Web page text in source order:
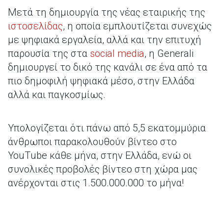
Μετά τη δημιουργία της νέας εταιρικής της
ιστοσελίδας, η οποία εμπλουτίζεται συνεχώς
με ψηφιακά εργαλεία, αλλά και την επιτυχή
παρουσία της στα social media, η Generali
δημιουργεί το δικό της κανάλι σε ένα από τα
πιο δημοφιλή ψηφιακά μέσο, στην Ελλάδα
αλλά και παγκοσμίως.
Υπολογίζεται ότι πάνω από 5,5 εκατομμύρια
άνθρωποι παρακολουθούν βίντεο στο
YouΤube κάθε μήνα, στην Ελλάδα, ενώ οι
συνολικές προβολές βίντεο στη χώρα μας
ανέρχονται στις 1.500.000.000 το μήνα!